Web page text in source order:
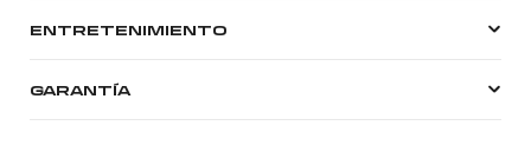
ENTRETENIMIENTO
GARANTÍA